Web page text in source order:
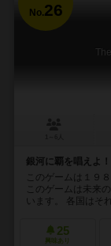
No.26
銀河に覇を唱えよ！
このゲームは１９
このゲームは未来
います。 各国はそ
25
興味あり